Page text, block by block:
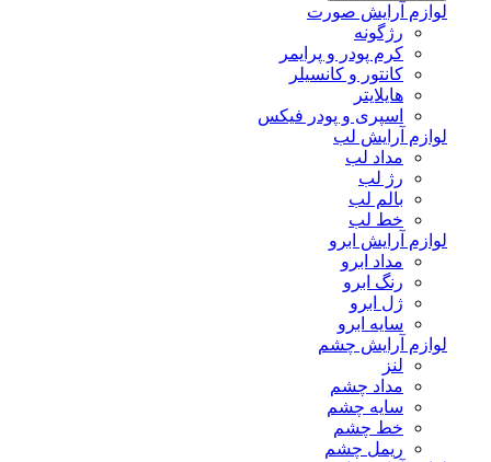
لوازم آرایش صورت
رژگونه
کرم پودر و پرایمر
کانتور و کانسیلر
هایلایتر
اسپری و پودر فیکس
لوازم آرایش لب
مداد لب
رژ لب
بالم لب
خط لب
لوازم آرایش ابرو
مداد ابرو
رنگ ابرو
ژل ابرو
سایه ابرو
لوازم آرایش چشم
لنز
مداد چشم
سایه چشم
خط چشم
ریمل چشم